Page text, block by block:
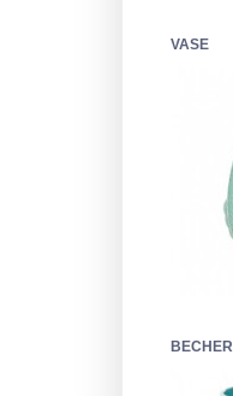
VASE
BECHER